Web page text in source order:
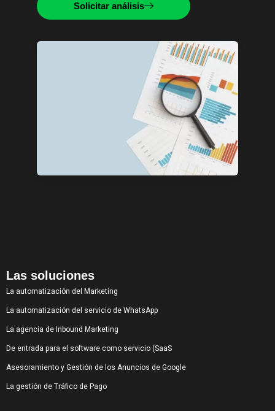
Solicitar análisis
Las soluciones
La automatización del Marketing
La automatización del servicio de WhatsApp
La agencia de Inbound Marketing
De entrada para el software como servicio (SaaS
Asesoramiento y Gestión de los Anuncios de Google
La gestión de Tráfico de Pago